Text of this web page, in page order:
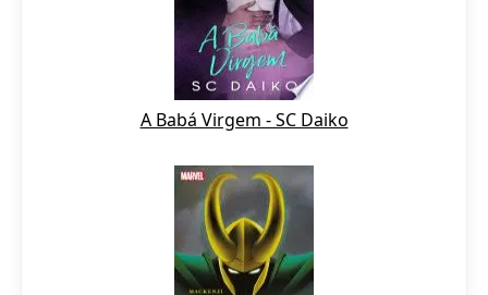
A Babá Virgem - SC Daiko